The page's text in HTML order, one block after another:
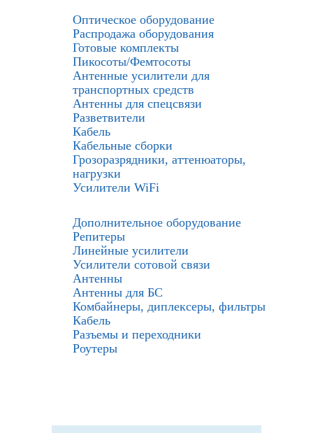
Оптическое оборудование
Распродажа оборудования
Готовые комплекты
Пикосоты/Фемтосоты
Антенные усилители для
транспортных средств
Антенны для спецсвязи
Разветвители
Кабель
Кабельные сборки
Грозоразрядники, аттенюаторы,
нагрузки
Усилители WiFi
Дополнительное оборудование
Репитеры
Линейные усилители
Усилители сотовой связи
Антенны
Антенны для БС
Комбайнеры, диплексеры, фильтры
Кабель
Разъемы и переходники
Роутеры